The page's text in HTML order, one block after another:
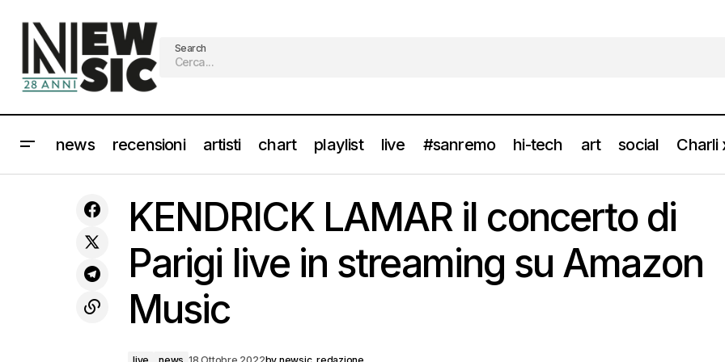
Search
news recensioni artisti chart playlist live #sanremo hi-tech art social Charli
metà [Info e scaletta]
KENDRICK LAMAR il concerto di Parigi live in streaming su
KENDRICK LAMAR il concerto di
Parigi live in streaming su Amazon
Music